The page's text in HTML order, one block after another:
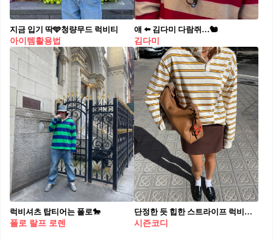
지금 입기 딱🩵청량무드 럭비티
아이템활용법
얘 ⬅️ 김다미 다람쥐…🐿️
김다미
럭비셔츠 탑티어는 폴로🐎
폴로 랄프 로렌
단정한 듯 힙한 스트라이프 럭비티🏈
시즌코디